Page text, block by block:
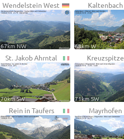
Wendelstein West
67km NW
Kaltenbach
68km W
St. Jakob Ahrntal
70km SW
Kreuzspitze
71km SW
Rein in Taufers Mayrhofen